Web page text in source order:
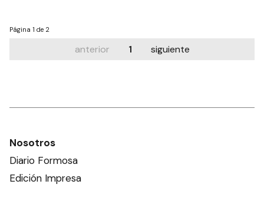
Página 1 de 2
anterior 1 siguiente
Nosotros
Diario Formosa
Edición Impresa